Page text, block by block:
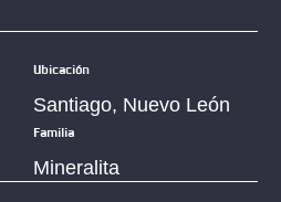
Ubicación
Santiago, Nuevo León
Familia
Mineralita